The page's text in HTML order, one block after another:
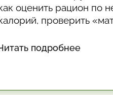
оценить рацион по
проверить
питание, и
подробнее